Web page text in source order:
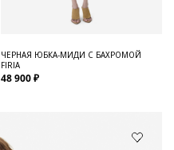
ЧЕРНАЯ ЮБКА-МИДИ С БАХРОМОЙ
FIRIA
48 900 ₽